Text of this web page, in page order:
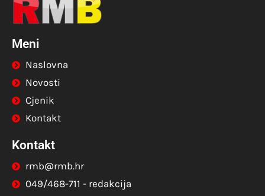
Meni
Naslovna
Novosti
Cjenik
Kontakt
Kontakt
rmb@rmb.hr
049/468-711 - redakcija